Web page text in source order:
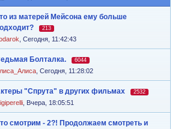
из матерей Мейсона ему больше
213
Сегодня, 11:42:43
Болталка. 6044
Сегодня, 11:28:02
"Спрута" в других фильмах 2532
Вчера, 18:05:51
смотрим - 2?! Продолжаем смотреть и